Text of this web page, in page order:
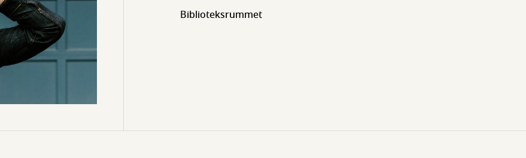
Biblioteksrummet